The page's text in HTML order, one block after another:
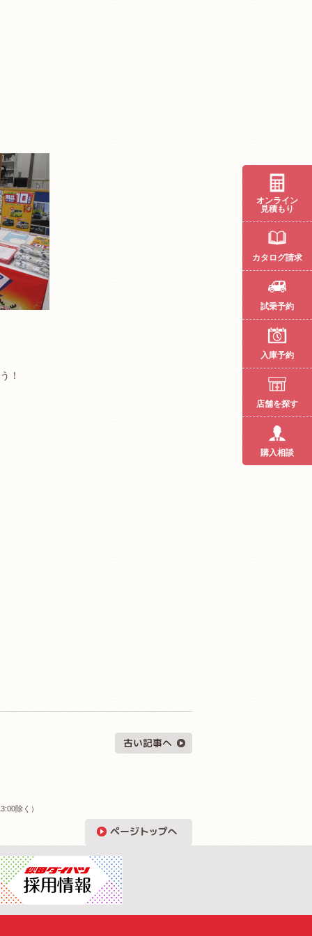
！
除く）
オンライン
見積もり
カタログ請求
試乗予約
入庫予約
店舗を探す
購入相談